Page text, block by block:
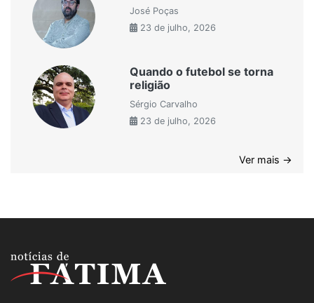
José Poças
23 de julho, 2026
Quando o futebol se torna
religião
Sérgio Carvalho
23 de julho, 2026
Ver mais →